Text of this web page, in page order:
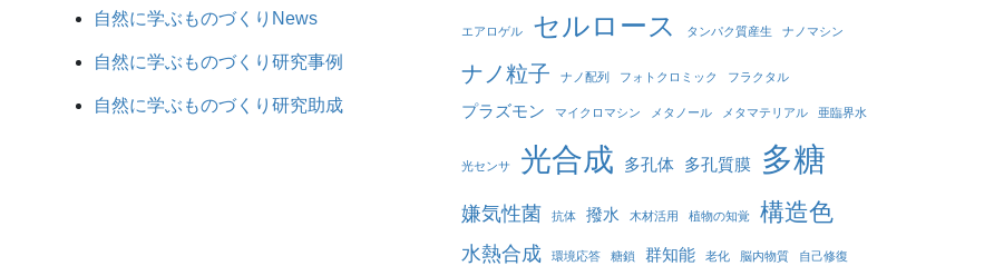
自然に学ぶものづくりNews
自然に学ぶものづくり研究事例
自然に学ぶものづくり研究助成
エアロゲル セルロース タンパク質産生 ナノマシン
ナノ粒子 ナノ配列 フォトクロミック フラクタル
プラズモン マイクロマシン メタノール メタマテリアル 亜臨界水
光センサ 光合成 多孔体 多孔質膜 多糖
嫌気性菌 抗体 撥水 木材活用 植物の知覚 構造色
水熱合成 環境応答 糖鎖 群知能 老化 脳内物質 自己修復